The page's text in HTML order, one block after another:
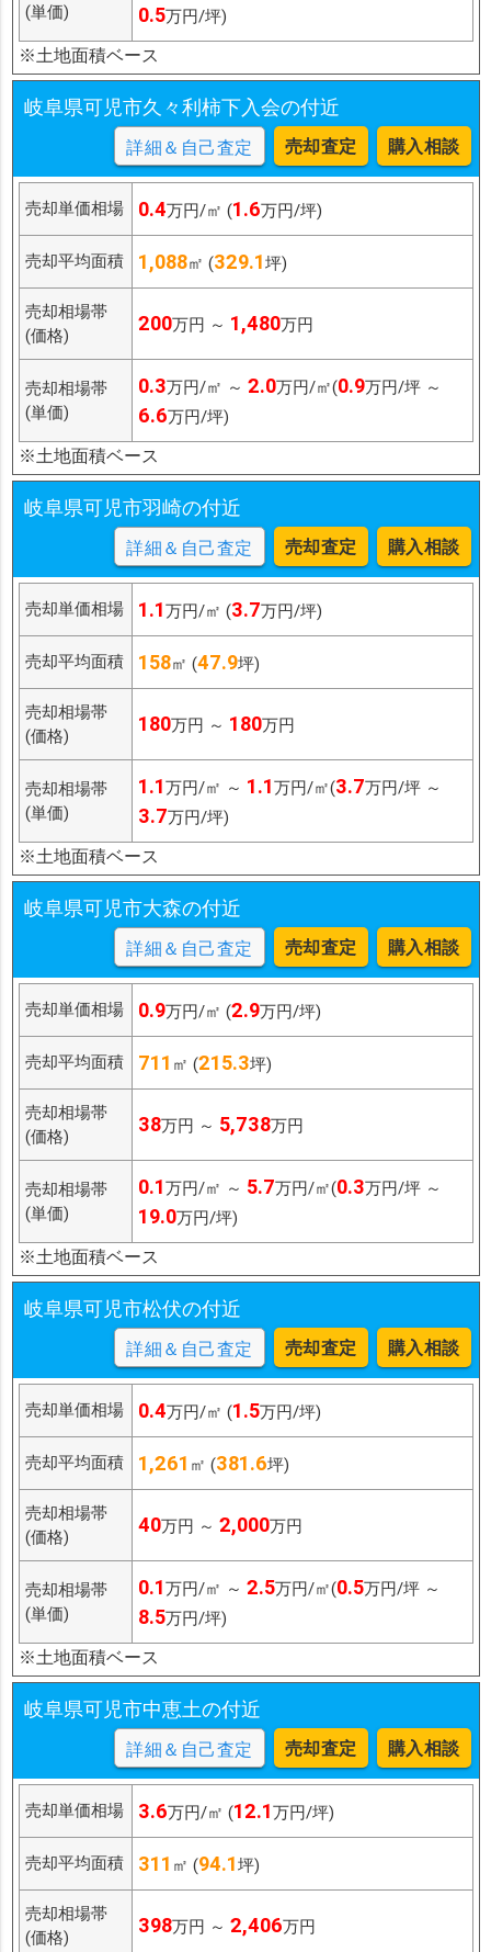
(単価)
0.5万円/坪)
※土地面積ベース
岐阜県可児市久々利柿下入会の付近
詳細＆自己査定 売却査定 購入相談
売却単価相場 0.4万円/㎡ (1.6万円/坪)
売却平均面積 1,088㎡ (329.1坪)
売却相場帯
(価格)
200万円 ～ 1,480万円
売却相場帯
(単価)
0.3万円/㎡ ～ 2.0万円/㎡(0.9万円/坪 ～
6.6万円/坪)
※土地面積ベース
岐阜県可児市羽崎の付近
詳細＆自己査定 売却査定 購入相談
売却単価相場 1.1万円/㎡ (3.7万円/坪)
売却平均面積 158㎡ (47.9坪)
売却相場帯
(価格)
180万円 ～ 180万円
売却相場帯
(単価)
1.1万円/㎡ ～ 1.1万円/㎡(3.7万円/坪 ～
3.7万円/坪)
※土地面積ベース
岐阜県可児市大森の付近
詳細＆自己査定 売却査定 購入相談
売却単価相場 0.9万円/㎡ (2.9万円/坪)
売却平均面積 711 ㎡ (215.3坪)
売却相場帯
(価格)
38万円 ～ 5,738万円
売却相場帯
(単価)
0.1万円/㎡ ～ 5.7万円/㎡(0.3万円/坪 ～
19.0万円/坪)
※土地面積ベース
岐阜県可児市松伏の付近
詳細＆自己査定 売却査定 購入相談
売却単価相場 0.4万円/㎡ (1.5万円/坪)
売却平均面積 1,261 ㎡ (381.6坪)
売却相場帯
(価格)
40万円 ～ 2,000万円
売却相場帯
(単価)
0.1万円/㎡ ～ 2.5万円/㎡(0.5万円/坪 ～
8.5万円/坪)
※土地面積ベース
岐阜県可児市中恵土の付近
詳細＆自己査定 売却査定 購入相談
売却単価相場 3.6万円/㎡ (12.1万円/坪)
売却平均面積 311 ㎡ (94.1坪)
売却相場帯
(価格)
398万円 ～ 2,406万円